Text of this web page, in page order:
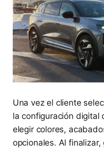
Una vez el cliente
la configuración digital
elegir colores,
opcionales. Al